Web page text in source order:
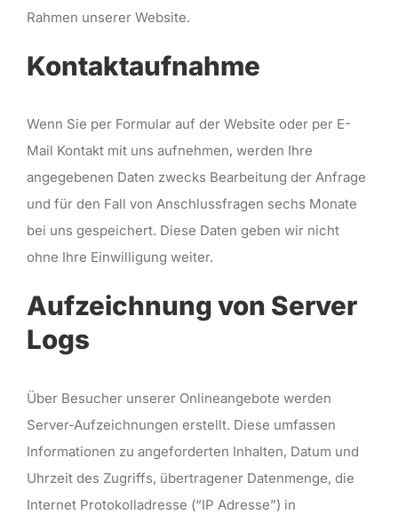
Rahmen unserer Website.
Kontaktaufnahme
Wenn Sie per Formular auf der Website oder per E-
Mail Kontakt mit uns aufnehmen, werden Ihre
angegebenen Daten zwecks Bearbeitung der Anfrage
und für den Fall von Anschlussfragen sechs Monate
bei uns gespeichert. Diese Daten geben wir nicht
ohne Ihre Einwilligung weiter.
Aufzeichnung von Server
Logs
Über Besucher unserer Onlineangebote werden
Server-Aufzeichnungen erstellt. Diese umfassen
Informationen zu angeforderten Inhalten, Datum und
Uhrzeit des Zugriffs, übertragener Datenmenge, die
Internet Protokolladresse (“IP Adresse”) in